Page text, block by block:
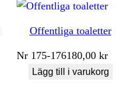
Offentliga toaletter
Nr 175-176180,00 kr
Lägg till i varukorg